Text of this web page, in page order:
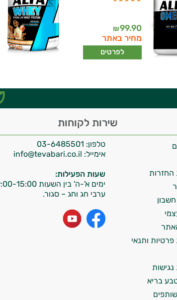
99.90
₪
מחיר באתר
לפרטים
שירות לקוחות
טלפון: 03-6485501
אימייל:
שעות הפעילות:
ימים א'-ה' בין השעות 09:00-15:00
ערבי חג וחג – סגור.
החזרות
פרטיות ותנאי
בריא
מבוססות על מאגרי מידע קליניים
בתחומי הרפואה הטבעית
לעזור לך להתאים את תוספי
הבריאות המדויקים למטרות
שלך, ולהסביר לך אילו רכיבים
כדי למקסם תוצאות גם בחיי היום
להתאים עבורך המלצות
מדעית.